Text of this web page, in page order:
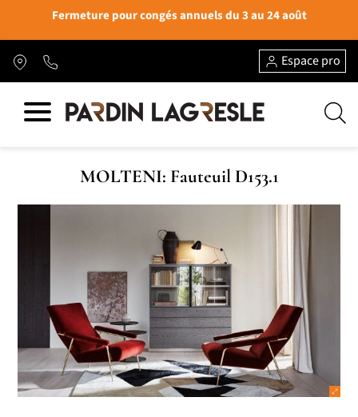
Fermeture pour congés annuels du 3 au 24 août
Espace pro
MOLTENI: Fauteuil D153.1